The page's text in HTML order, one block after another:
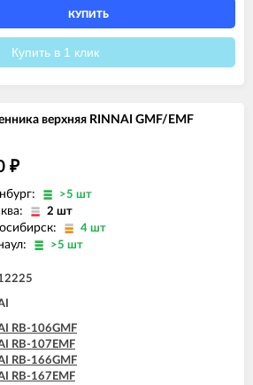
RB-257EMF
RB-306GMF
RB-366GMF
КУПИТЬ
Купить в 1 клик
верхняя RINNAI GMF/EMF
₽
>5 шт
2 шт
4 шт
>5 шт
RB-106GMF
RB-107EMF
RB-166GMF
RB-167EMF